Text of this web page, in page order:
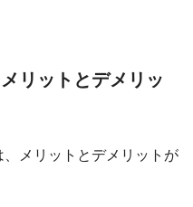
リットとデメリッ
メリットとデメリットが